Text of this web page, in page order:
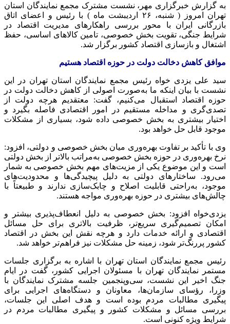
به گزارش خبرگزاری مهر، نشست مشترک مجمع نمایندگان استان
تهران امروز ( شنبه، ۲۶ اردیبشت ماه ) با رئیس و اعضای اتاق
بازرگانی ایران با محور بررسی راهکارهای مدیریت اقتصاد در
شرایط جنگی، تقویت بخش خصوصی، تامین کالاهای اساسی، حفظ
اشتغال و بازسازی اقتصاد کشور برگزار شد.
موافق کاهش دخالت دولت در حوزه اقتصاد هستیم
سید علی یزدی خواه رئیس مجمع نمایندگان استان تهران در این
نشست با بیان اینکه ما به‌صورت اصولی از کاهش دخالت دولت در
حوزه اقتصاد استقبال می‌کنیم، گفت: معتقدیم هرچه دولت از
تصدی‌گری و مداخله مستقیم در امور اقتصادی فاصله بگیرد و
اختیار بیشتری به بخش خصوصی داده شود، بسیاری از مشکلات
موجود قابل حل خواهد بود.
وی با تأکید بر تفاوت بهره‌وری میان بخش خصوصی و دولتی، افزود:
نرخ بهره‌وری در حوزه بخش خصوصی به‌مراتب بالاتر از بخش دولتی
است و این موضوع یکی از مزیت‌های مهم بخش خصوصی به شمار
می‌رود. ساختارهای دولتی به دلیل پیچیدگی‌ها و محدودیت‌های
موجود، به‌راحتی قابلیت اصلاح و چابک‌سازی ندارند و طبیعتاً با
چالش‌های بیشتری در حوزه بهره‌وری مواجه هستند.
یزدی‌خواه افزود: بخش خصوصی به دلیل انعطاف‌پذیری بیشتر و
امکان تصمیم‌گیری سریع‌تر، ظرفیت بالاتری برای حل مسائل
اقتصادی و ارائه خدمات دارد و هرچه نقش این بخش در اقتصاد
کشور پررنگ‌تر شود، زمینه حل مشکلات نیز فراهم‌تر خواهد شد.
رئیس مجمع نمایندگان استان تهران با اشاره به برگزاری جلسات
مستمر نمایندگان تهران با مسئولان اجرایی کشور، گفت در ایام
جنگ اخیر این نشست، سی‌وپنجمین جلسه مشترک نمایندگان با
وزرا، رؤسای سازمان‌ها، معاونان و دستگاه‌های اجرایی برای
پیگیری مطالبات مردم بوده است و هدف اصلی این جلسات،
بررسی مسائل و مشکلات کشور و پیگیری مطالبات مردم در
شرایط ویژه کنونی است.